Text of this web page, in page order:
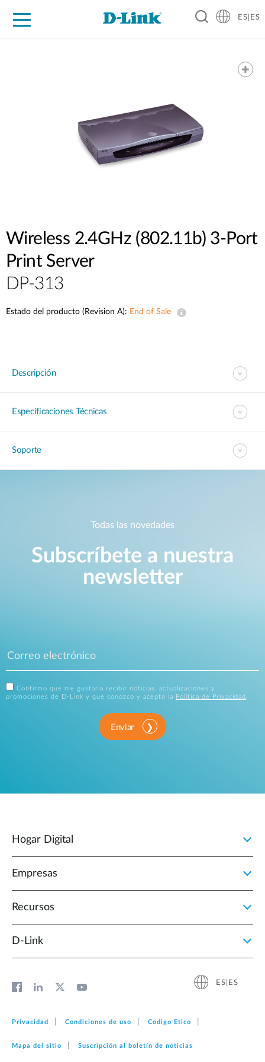
ES|ES
Wireless 2.4GHz (802.11b) 3-Port
Print Server
DP-313
Estado del producto (Revision A): End of Sale
Descripción
Especificaciones Técnicas
Soporte
Todas las novedades
Subscríbete a nuestra
newsletter
Confirmo que me gustaría recibir noticias, actualizaciones y
promociones de D-Link y que conozco y acepto la
Política de Privacidad .
Enviar
Hogar Digital
Empresas
Recursos
D‑Link
ES|ES
Privacidad Condiciones de uso Codigo Etico
Mapa del sitio Suscripción al boletín de noticias